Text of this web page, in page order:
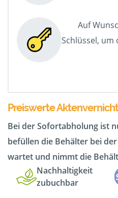
Auf
Schlüssel, um
Preiswerte
Bei der Sofortabholung ist
befüllen die Behälter bei
wartet und nimmt die
Nachhaltigkeit
zubuchbar